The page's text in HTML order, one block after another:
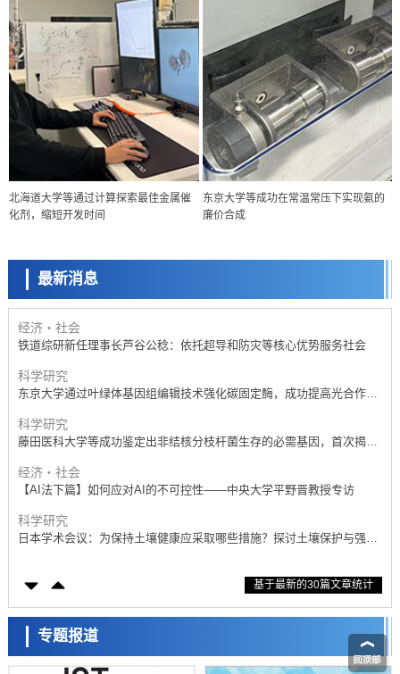
北海道大学等通过计算探索最佳金属催
化剂，缩短开发时间
东京大学等成功在常温常压下实现氨的
廉价合成
最新消息
经济・社会
【AI法下篇】如何应对AI的不可控性——中央大学平野晋教授专访
政策
日本科研费增设国际共同研究强化新类别，促进青年研究人员赴海外开
展研究
经济・社会
铁道综研新任理事长芦谷公稔：依托超导和防灾等核心优势服务社会
科学研究
东京大学通过叶绿体基因组编辑技术强化碳固定酶，成功提高光合作用
科学研究
藤田医科大学等成功鉴定出非结核分枝杆菌生存的必需基因，首次揭示
经济・社会
【AI法下篇】如何应对AI的不可控性——中央大学平野晋教授专访
科学研究
日本学术会议：为保持土壤健康应采取哪些措施？探讨土壤保护与强化
大阪大学开发基于水氢键网络的温度预测新方法，AI从分子排列信息中
经济・社会
【AI法上篇】如何对“将人生交给AI”保持危机感——中央大学平野晋教
授专访
科学研究
基于最新的30篇文章统计
专题报道